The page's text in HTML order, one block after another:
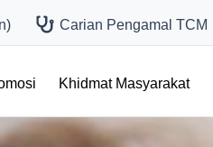
Carian Pengamal TCM
Khidmat Masyarakat